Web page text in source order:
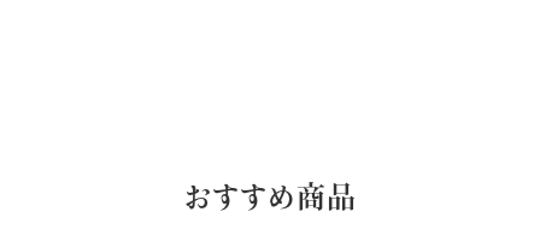
おすすめ商品